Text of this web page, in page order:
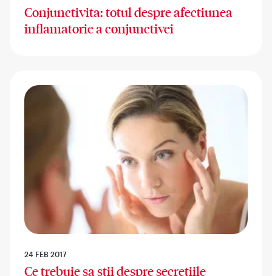
Conjunctivita: totul despre afectiunea
inflamatorie a conjunctivei
24 FEB 2017
Ce trebuie sa stii despre secretiile